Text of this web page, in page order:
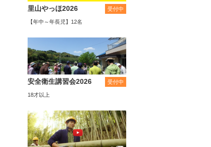
里山やっほ2026 受付中
【年中～年長児】12名
安全衛生講習会2026 受付中
18才以上